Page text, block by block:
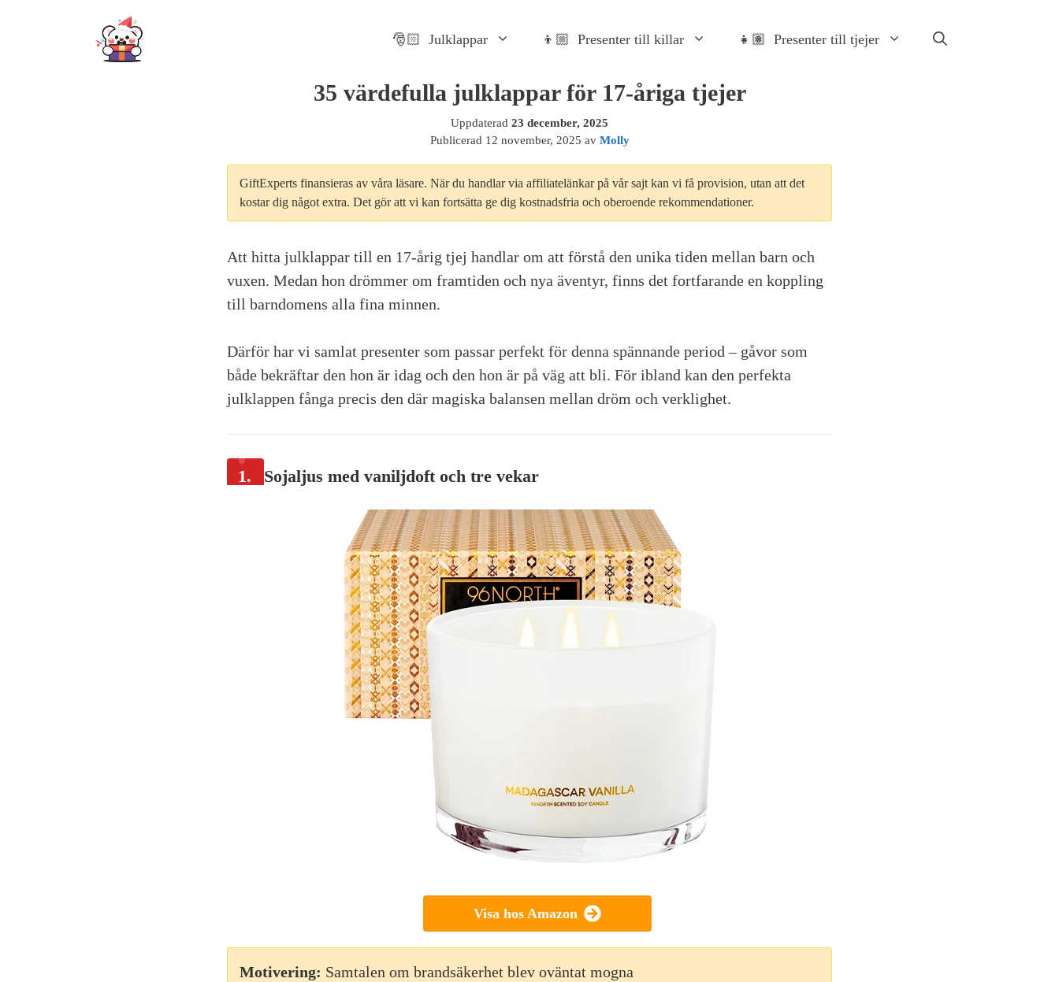
🎅🏻 Julklappar 👦🏼 Presenter till killar 👧🏽 Presenter till tjejer
35 värdefulla julklappar för 17-åriga tjejer
Uppdaterad 23 december, 2025
Publicerad 12 november, 2025 av Molly
GiftExperts finansieras av våra läsare. När du handlar via affiliatelänkar på vår sajt kan vi få provision, utan att det
kostar dig något extra. Det gör att vi kan fortsätta ge dig kostnadsfria och oberoende rekommendationer.
Att hitta julklappar till en 17-årig tjej handlar om att förstå den unika tiden mellan barn och
vuxen. Medan hon drömmer om framtiden och nya äventyr, finns det fortfarande en koppling
till barndomens alla fina minnen.
Därför har vi samlat presenter som passar perfekt för denna spännande period – gåvor som
både bekräftar den hon är idag och den hon är på väg att bli. För ibland kan den perfekta
julklappen fånga precis den där magiska balansen mellan dröm och verklighet.
1. Sojaljus med vaniljdoft och tre vekar
Visa hos Amazon
Motivering: Samtalen om brandsäkerhet blev oväntat mogna